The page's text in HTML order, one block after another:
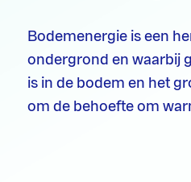
Bodemenergie is een
ondergrond en waarbij
is in de bodem en het
om de behoefte om